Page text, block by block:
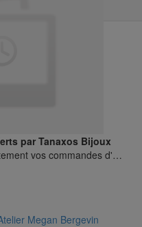
par Tanaxos Bijoux
vos commandes d'…
Megan Bergevin